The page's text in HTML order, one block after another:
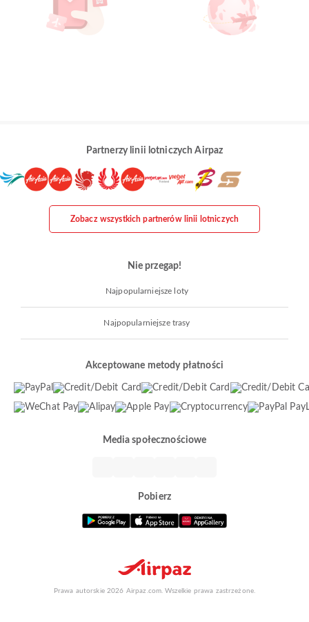
Partnerzy linii lotniczych Airpaz
Zobacz wszystkich partnerów linii lotniczych
Nie przegap!
Najpopularniejsze loty
Najpopularniejsze trasy
Akceptowane metody płatności
Media społecznościowe
Pobierz
Prawa autorskie 2026 Airpaz.com. Wszelkie prawa zastrzeżone.